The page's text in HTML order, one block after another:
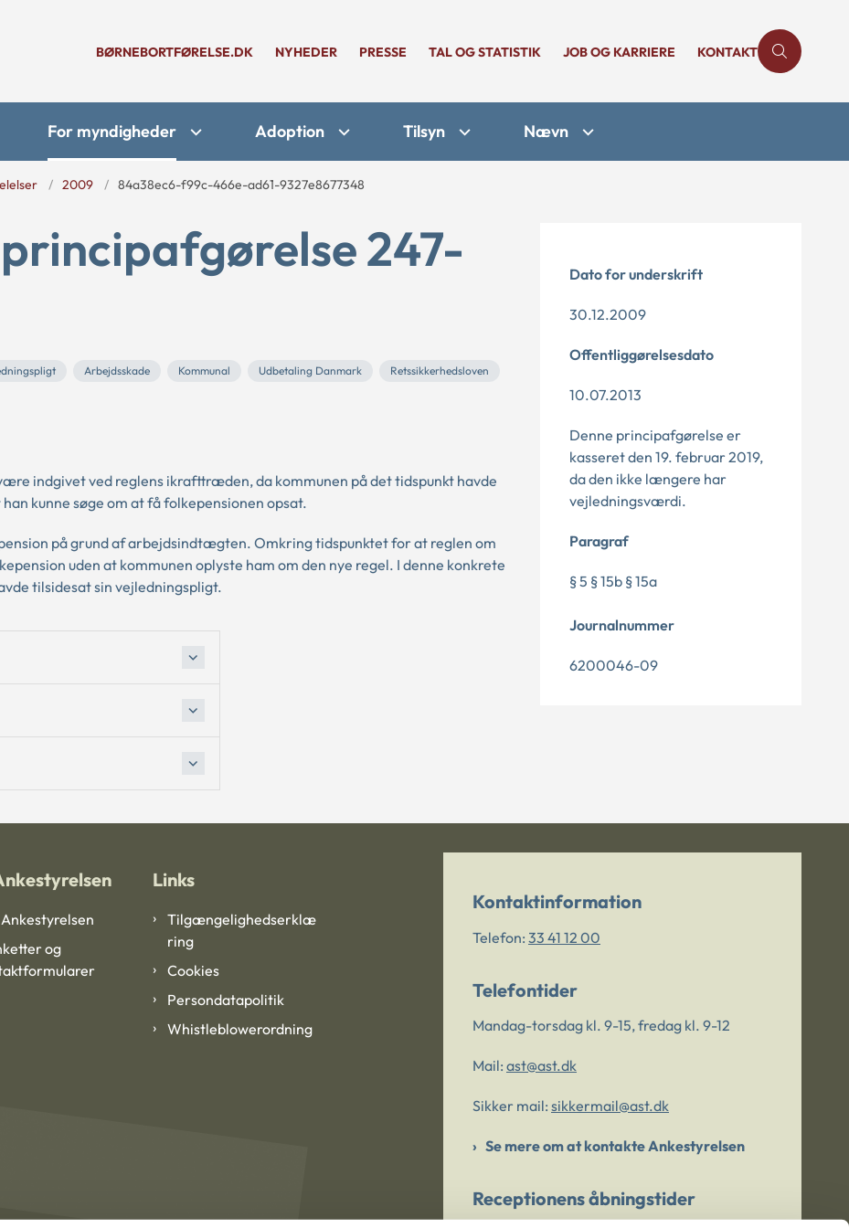
BØRNEBORTFØRELSE.DK NYHEDER PRESSE TAL OG STATISTIK JOB OG KARRIERE KONTAKT
For myndigheder Adoption Tilsyn Nævn
2009 84a38ec6-f99c-466e-ad61-9327e8677348
247-
Arbejdsskade Kommunal Udbetaling Danmark
Retssikkerhedsloven
indgivet ved reglens ikrafttræden, da kommunen på det tidspunkt havde
kunne søge om at få folkepensionen opsat.
på grund af arbejdsindtægten. Omkring tidspunktet for at reglen om
uden at kommunen oplyste ham om den nye regel. I denne konkrete
tilsidesat sin vejledningspligt.
Dato for underskrift
30.12.2009
Offentliggørelsesdato
10.07.2013
Denne principafgørelse er
kasseret den 19. februar 2019,
da den ikke længere har
vejledningsværdi.
Paragraf
§ 5 § 15b § 15a
Journalnummer
6200046-09
og
Links
Tilgængelighedserklæ
ring
Cookies
Persondatapolitik
Whistleblowerordning
Kontaktinformation
Telefon: 33 41 12 00
Telefontider
Mandag-torsdag kl. 9-15, fredag kl. 9-12
Mail: ast@ast.dk
Sikker mail: sikkermail@ast.dk
Se mere om at kontakte Ankestyrelsen
Receptionens åbningstider